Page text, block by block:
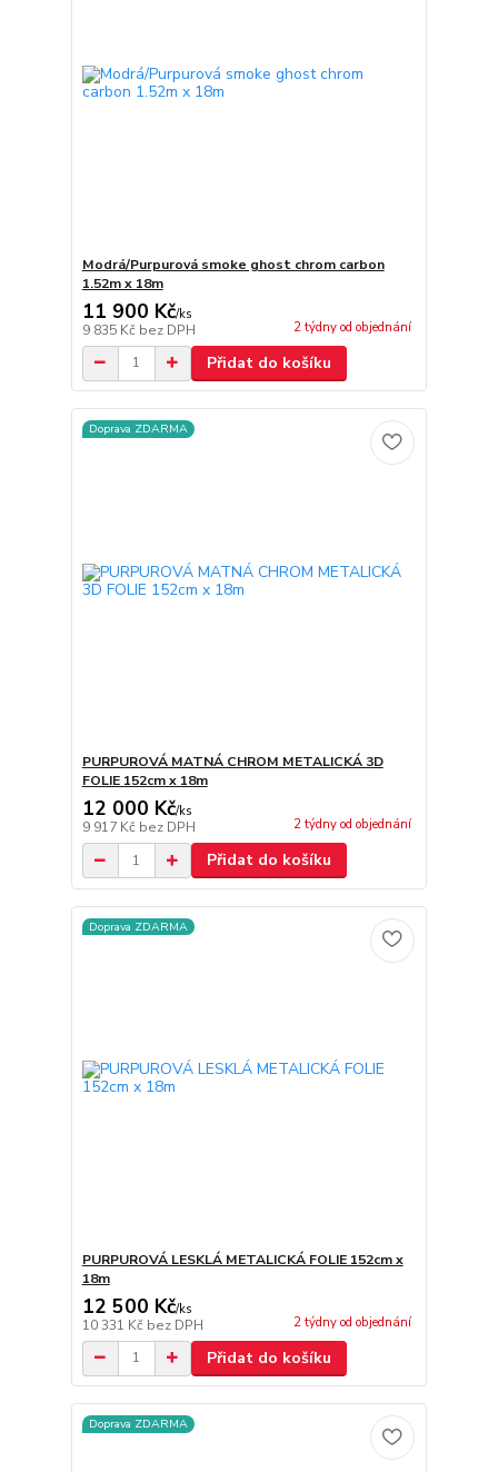
Modrá/Purpurová smoke ghost chrom carbon
1.52m x 18m
11 900 Kč/ks
9 835 Kč bez DPH 2 týdny od objednání
Přidat do košíku
Doprava ZDARMA
PURPUROVÁ MATNÁ CHROM METALICKÁ 3D
FOLIE 152cm x 18m
12 000 Kč/ks
9 917 Kč bez DPH 2 týdny od objednání
Přidat do košíku
Doprava ZDARMA
PURPUROVÁ LESKLÁ METALICKÁ FOLIE 152cm x
18m
12 500 Kč/ks
10 331 Kč bez DPH 2 týdny od objednání
Přidat do košíku
Doprava ZDARMA